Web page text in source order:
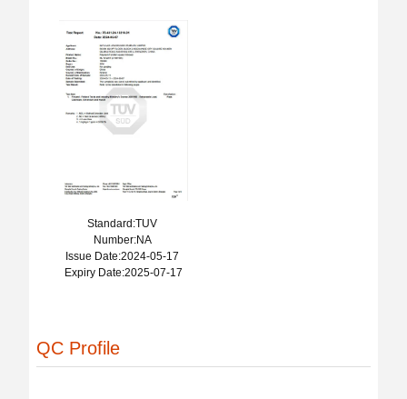
Standard:TUV
Number:NA
Issue Date:2024-05-17
Expiry Date:2025-07-17
QC Profile